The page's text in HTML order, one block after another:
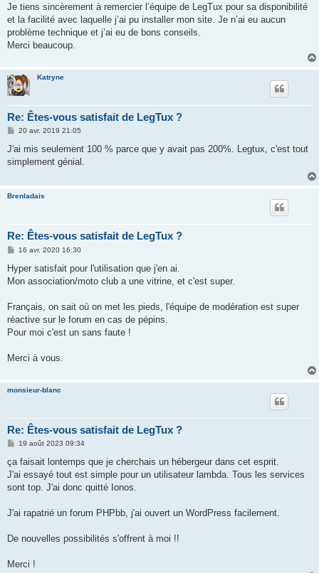
a
g
Je tiens sincèrement à remercier l’équipe de LegTux pour sa disponibilité
et la facilité avec laquelle j’ai pu installer mon site. Je n’ai eu aucun
problème technique et j’ai eu de bons conseils.
Merci beaucoup.
Katryne
Re: Êtes-vous satisfait de LegTux ?
M
s
a
20 avr. 2019 21:05
J'ai mis seulement 100 % parce que y avait pas 200%. Legtux, c'est tout
simplement génial.
Brenladais
Re: Êtes-vous satisfait de LegTux ?
M
s
s
a
16 avr. 2020 16:30
Hyper satisfait pour l'utilisation que j'en ai.
Mon association/moto club a une vitrine, et c'est super.
Français, on sait où on met les pieds, l'équipe de modération est super
réactive sur le forum en cas de pépins.
Pour moi c'est un sans faute !
Merci à vous.
monsieur-blanc
Re: Êtes-vous satisfait de LegTux ?
M
s
a
g
19 août 2023 09:34
ça faisait lontemps que je cherchais un hébergeur dans cet esprit.
J'ai essayé tout est simple pour un utilisateur lambda. Tous les services
sont top. J'ai donc quitté Ionos.
J'ai rapatrié un forum PHPbb, j'ai ouvert un WordPress facilement.
De nouvelles possibilités s'offrent à moi !!
Merci !